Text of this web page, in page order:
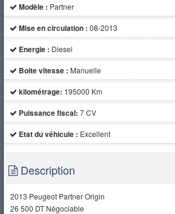
Modèle : Partner
Mise en circulation : 08-2013
Energie : Diesel
Boite vitesse : Manuelle
kilométrage: 195000 Km
Puissance fiscal: 7 CV
Etat du véhicule : Excellent
Description
2013 Peugeot Partner Origin
26 500 DT Négociable